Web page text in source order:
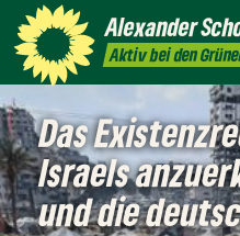
Alexander
Aktiv bei den
danach
Das
Israels
und die